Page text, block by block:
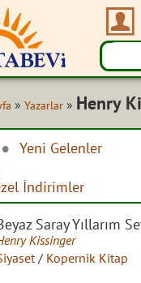
» Yazarlar » Henry
Yeni Gelenler
İndirimler
Saray Yıllarım
Kissinger
/ Kopernik Kitap